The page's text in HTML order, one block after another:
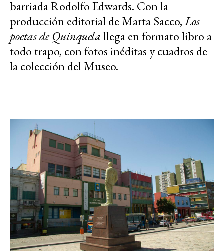
barriada Rodolfo Edwards. Con la
producción editorial de Marta Sacco,Los
poetas de Quinquelallega en formato libro a
todo trapo, con fotos inéditas y cuadros de
la colección del Museo.